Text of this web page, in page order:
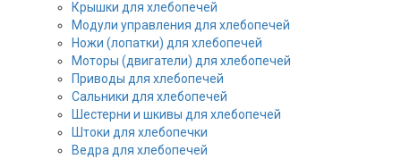
Крышки для хлебопечей
Модули управления для хлебопечей
Ножи (лопатки) для хлебопечей
Моторы (двигатели) для хлебопечей
Приводы для хлебопечей
Сальники для хлебопечей
Шестерни и шкивы для хлебопечей
Штоки для хлебопечки
Ведра для хлебопечей